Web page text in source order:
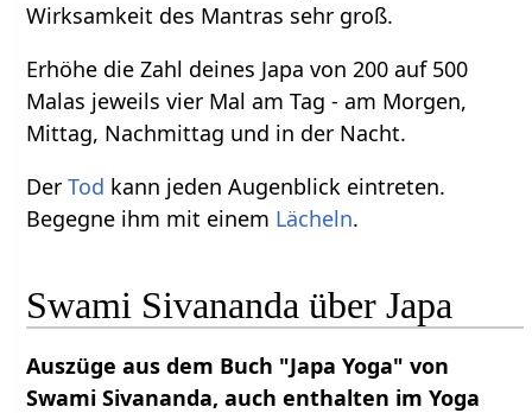
Wirksamkeit des Mantras sehr groß.
Erhöhe die Zahl deines Japa von 200 auf 500
Malas jeweils vier Mal am Tag - am Morgen,
Mittag, Nachmittag und in der Nacht.
DerTod kann jeden Augenblick eintreten.
Begegne ihm mit einem Lächeln.
Swami Sivananda über Japa
Auszüge aus dem Buch "Japa Yoga" von
Swami Sivananda, auch enthalten im Yoga